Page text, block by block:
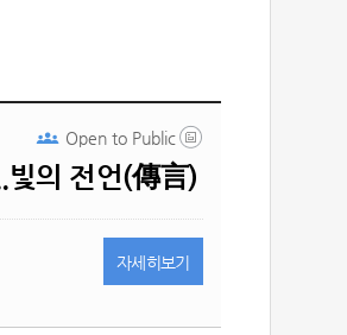
빛의 전언(傳言)
Open to Public
자세히 보기